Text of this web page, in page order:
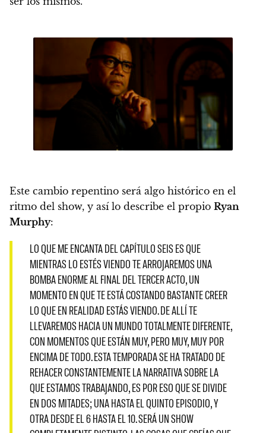
Este cambio repentino será algo histórico en el
ritmo del show, y así lo describe el propio Ryan
Murphy:
LO QUE ME ENCANTA DEL CAPÍTULO SEIS ES QUE
MIENTRAS LO ESTÉS VIENDO TE ARROJAREMOS UNA
BOMBA ENORME AL FINAL DEL TERCER ACTO, UN
MOMENTO EN QUE TE ESTÁ COSTANDO BASTANTE CREER
LO QUE EN REALIDAD ESTÁS VIENDO. DE ALLÍ TE
LLEVAREMOS HACIA UN MUNDO TOTALMENTE DIFERENTE,
CON MOMENTOS QUE ESTÁN MUY, PERO MUY, MUY POR
ENCIMA DE TODO. ESTA TEMPORADA SE HA TRATADO DE
REHACER CONSTANTEMENTE LA NARRATIVA SOBRE LA
QUE ESTAMOS TRABAJANDO, ES POR ESO QUE SE DIVIDE
EN DOS MITADES; UNA HASTA EL QUINTO EPISODIO, Y
OTRA DESDE EL 6 HASTA EL 10. SERÁ UN SHOW